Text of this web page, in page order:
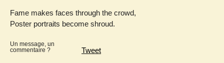
Fame makes faces through the crowd,
Poster portraits become shroud.
Tweet
Un message, un
commentaire ?